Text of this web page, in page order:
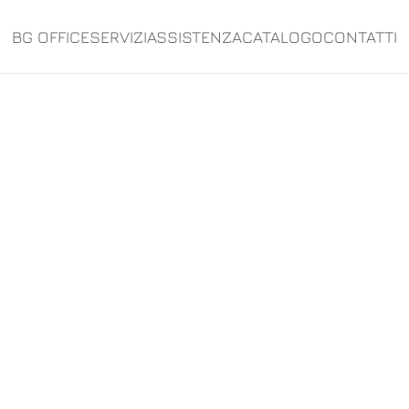
BG OFFICESERVIZIASSISTENZACATALOGOCONTATTI